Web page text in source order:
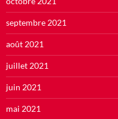
septembre 2021
août 2021
juillet 2021
juin 2021
mai 2021